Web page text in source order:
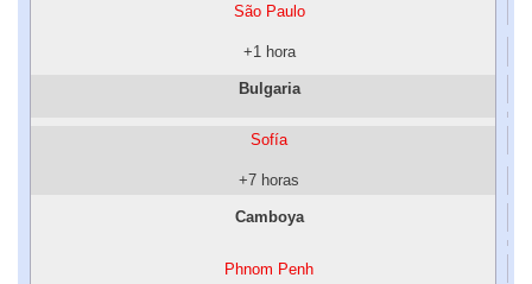
São Paulo
+1 hora
Bulgaria
Sofía
+7 horas
Camboya
Phnom Penh